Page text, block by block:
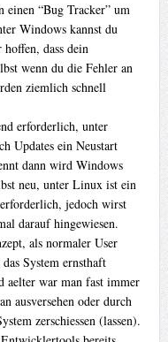
einen “Bug Tracker” um
Windows kannst du
dass dein
wenn du die Fehler an
ziemlich schnell
erforderlich, unter
Updates ein Neustart
dann wird Windows
neu, unter Linux ist ein
jedoch wirst
darauf hingewiesen.
als normaler User
System ernsthaft
aelter war man fast immer
ausversehen oder durch
zerschiessen (lassen).